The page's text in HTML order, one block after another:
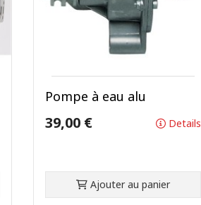
Pompe à eau alu
39,00 € Details
Ajouter au panier